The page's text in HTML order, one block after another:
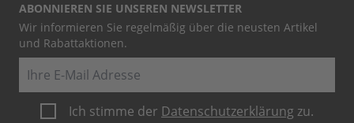
ABONNIEREN SIE UNSEREN NEWSLETTER
Wir informieren Sie regelmäßig über die neusten Artikel
und Rabattaktionen.
Ich stimme der Datenschutzerklärung zu.